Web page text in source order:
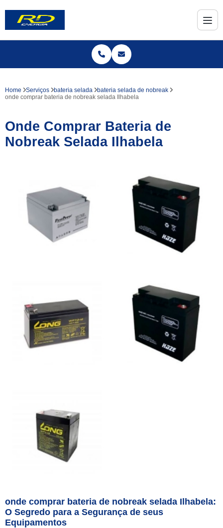
Home Serviços bateria selada
bateria selada de nobreak
onde comprar bateria de nobreak selada Ilhabela
Onde Comprar Bateria de
Nobreak Selada Ilhabela
onde comprar bateria de nobreak selada Ilhabela:
O Segredo para a Segurança de seus
Equipamentos